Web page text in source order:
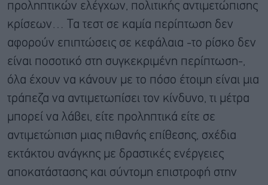
προληπτικών ελέγχων, πολιτικής αντιμετώπισης
κρίσεων… Τα τεστ σε καμία περίπτωση δεν
αφορούν επιπτώσεις σε κεφάλαια -το ρίσκο δεν
είναι ποσοτικό στη συγκεκριμένη περίπτωση-,
όλα έχουν να κάνουν με το πόσο έτοιμη είναι μια
τράπεζα να αντιμετωπίσει τον κίνδυνο, τι μέτρα
μπορεί να λάβει, είτε προληπτικά είτε σε
αντιμετώπιση μιας πιθανής επίθεσης, σχέδια
εκτάκτου ανάγκης με δραστικές ενέργειες
αποκατάστασης και σύντομη επιστροφή στην